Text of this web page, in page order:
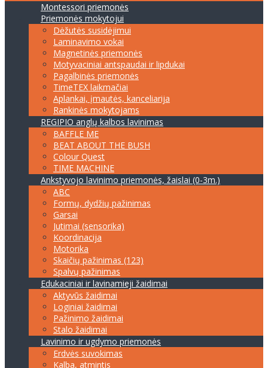
Montessori priemonės
Priemonės mokytojui
Dėžutės susidėjimui
Laminavimo vokai
Magnetinės priemonės
Motyvaciniai antspaudai ir lipdukai
Pagalbinės priemonės
TimeTEX laikmačiai
Aplankai, įmautės, kanceliarija
Rankinės mokytojams
REGIPIO anglų kalbos lavinimas
BAFFLE ME
BEAT ABOUT THE BUSH
Colour Quest
TIME MACHINE
Ankstyvojo lavinimo priemonės, žaislai (0-3m.)
ABC
Formų, dydžių pažinimas
Garsai
Jutimai (sensorika)
Koordinacija
Motorika
Skaičių pažinimas (123)
Spalvų pažinimas
Edukaciniai ir lavinamieji žaidimai
Aktyvūs žaidimai
Loginiai žaidimai
Pažinimo žaidimai
Stalo žaidimai
Lavinimo ir ugdymo priemonės
Erdvės suvokimas
Kalba, atmintis